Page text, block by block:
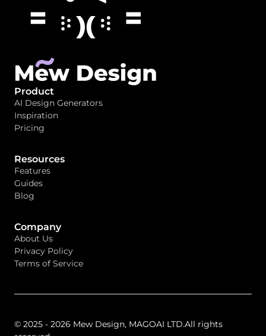
Product
AI Design Generators
Inspiration
Pricing
Resources
Features
Guides
Blog
Company
About Us
Privacy Policy
Terms of Service
© 2025 - 2026 Mew Design, MAGOAI LTD.All rights